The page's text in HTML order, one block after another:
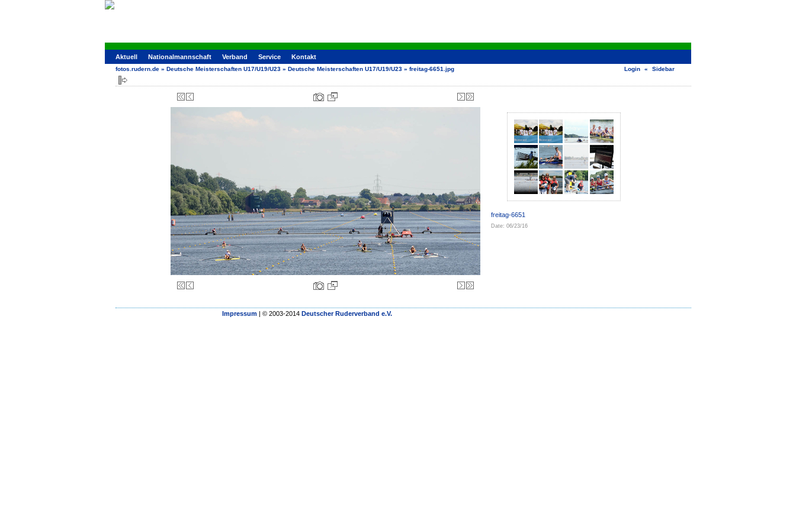
Aktuell Nationalmannschaft Verband Service Kontakt
Login « Sidebar
fotos.rudern.de » Deutsche Meisterschaften U17/U19/U23 » Deutsche Meisterschaften U17/U19/U23 » freitag-6651.jpg
freitag-6651
Date: 06/23/16
Impressum | © 2003-2014 Deutscher Ruderverband e.V.